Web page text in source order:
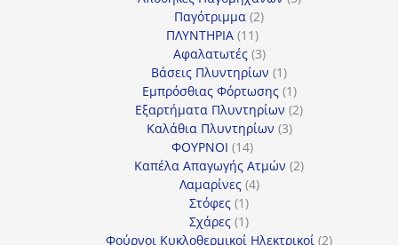
Παγότριμμα 22
ΠΛΥΝΤΗΡΙΑ 1111
προϊόντα
Αφαλατωτές 33
προϊόντα
Βάσεις Πλυντηρίων 11
προϊόν
Εμπρόσθιας Φόρτωσης 11
προϊόν
Εξαρτήματα Πλυντηρίων 22
Καλάθια Πλυντηρίων 33
ΦΟΥΡΝΟΙ 1414
προϊόντα
Καπέλα Απαγωγής Ατμών 22
Λαμαρίνες 44
Στόφες 11
προϊόν
Σχάρες 11
προϊόν
Φούρνοι Κυκλοθερμικοί Ηλεκτρικοί 22